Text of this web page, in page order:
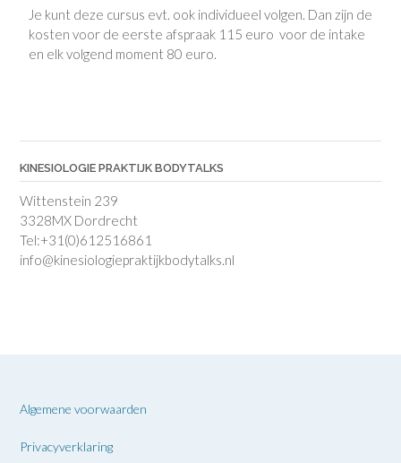
Je kunt deze cursus evt. ook individueel volgen. Dan zijn de
kosten voor de eerste afspraak 115 euro voor de intake
en elk volgend moment 80 euro.
KINESIOLOGIE PRAKTIJK BODYTALKS
Wittenstein 239
3328MX Dordrecht
Tel:+31(0)612516861
info@kinesiologiepraktijkbodytalks.nl
Algemene voorwaarden
Privacyverklaring